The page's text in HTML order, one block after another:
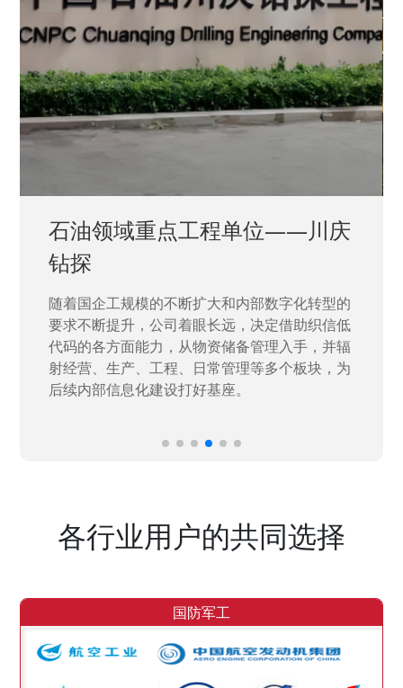
石油领域重点工程单位——川庆
钻探
随着国企工规模的不断扩大和内部数字化转型的
要求不断提升，公司着眼长远，决定借助织信低
代码的各方面能力，从物资储备管理入手，并辐
射经营、生产、工程、日常管理等多个板块，为
后续内部信息化建设打好基座。
各行业用户的共同选择
国防军工